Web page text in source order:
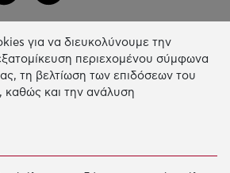
ΔΕΞΙΟΤΗΤΩΝ
ΒΙΩΣΙΜΗ ΑΝΑΠΤΥΞΗ
για να διευκολύνουμε την
περιεχομένου σύμφωνα
τη βελτίωση των επιδόσεων του
καθώς και την ανάλυση